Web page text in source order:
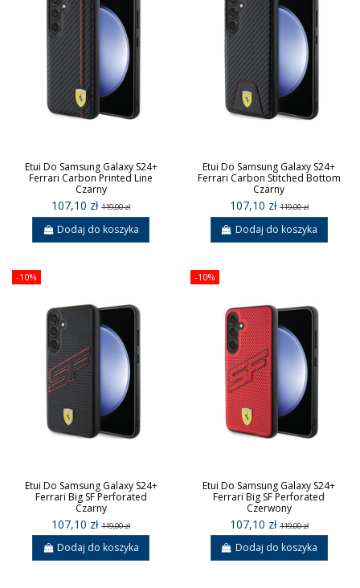
Etui Do Samsung Galaxy S24+
Ferrari Carbon Printed Line
Czarny
107,10 zł119,00 zł
Dodaj do koszyka
Etui Do Samsung Galaxy S24+
Ferrari Carbon Stitched Bottom
Czarny
107,10 zł 119,00 zł
Dodaj do koszyka
-10%
Etui Do Samsung Galaxy S24+
Ferrari Big SF Perforated
Czarny
107,10 zł119,00 zł
Dodaj do koszyka
-10%
Etui Do Samsung Galaxy S24+
Ferrari Big SF Perforated
Czerwony
107,10 zł 119,00 zł
Dodaj do koszyka